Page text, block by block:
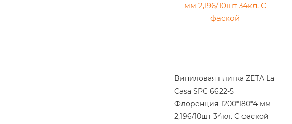
Виниловая плитка ZETA La
Casa SPC 6622-5
Флоренция 1200*180*4 мм
2,196/10шт 34кл. С фаской